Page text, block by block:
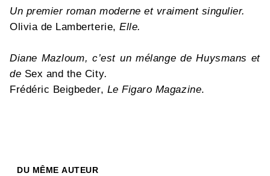
Un premier roman moderne et vraiment singulier.
Olivia de Lamberterie,Elle.
Diane Mazloum, c’est un mélange de Huysmans et
de Sex and the City.
Frédéric Beigbeder, Le Figaro Magazine.
DU MÊME AUTEUR